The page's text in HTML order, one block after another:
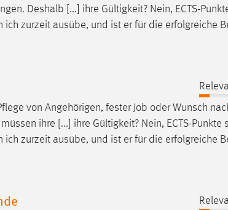
Deshalb [...] ihre Gültigkeit? Nein, ECTS-
ich zurzeit ausübe, und ist er für die erfolgreiche
von Angehörigen, fester Job oder Wunsch
ihre [...] ihre Gültigkeit? Nein, ECTS-Punkte
ich zurzeit ausübe, und ist er für die erfolgreiche